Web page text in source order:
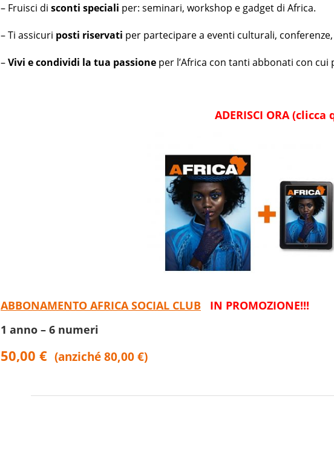
– Fruisci di sconti speciali per: seminari, workshop e gadget di Africa.
– Ti assicuri posti riservati per partecipare a eventi culturali,
–Vivi e condividi la tua passione per l’Africa con tanti abbonati con
ADERISCI ORA
ABBONAMENTO AFRICA SOCIAL CLUB
IN PROMOZIONE!!!
1 anno – 6 numeri
50,00 € (anziché 80,00 €)